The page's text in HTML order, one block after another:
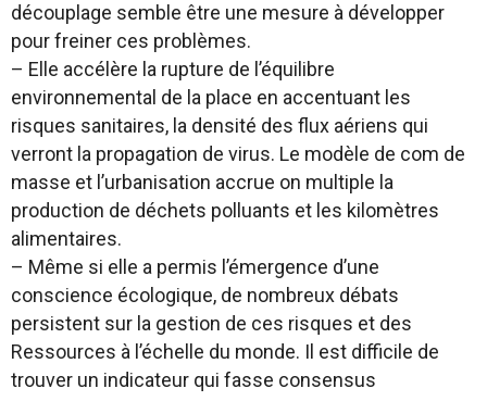
découplage semble être une mesure à développer
pour freiner ces problèmes.
– Elle accélère la rupture de l’équilibre
environnemental de la place en accentuant les
risques sanitaires, la densité des flux aériens qui
verront la propagation de virus. Le modèle de com de
masse et l’urbanisation accrue on multiple la
production de déchets polluants et les kilomètres
alimentaires.
– Même si elle a permis l’émergence d’une
conscience écologique, de nombreux débats
persistent sur la gestion de ces risques et des
Ressources à l’échelle du monde. Il est difficile de
trouver un indicateur qui fasse consensus